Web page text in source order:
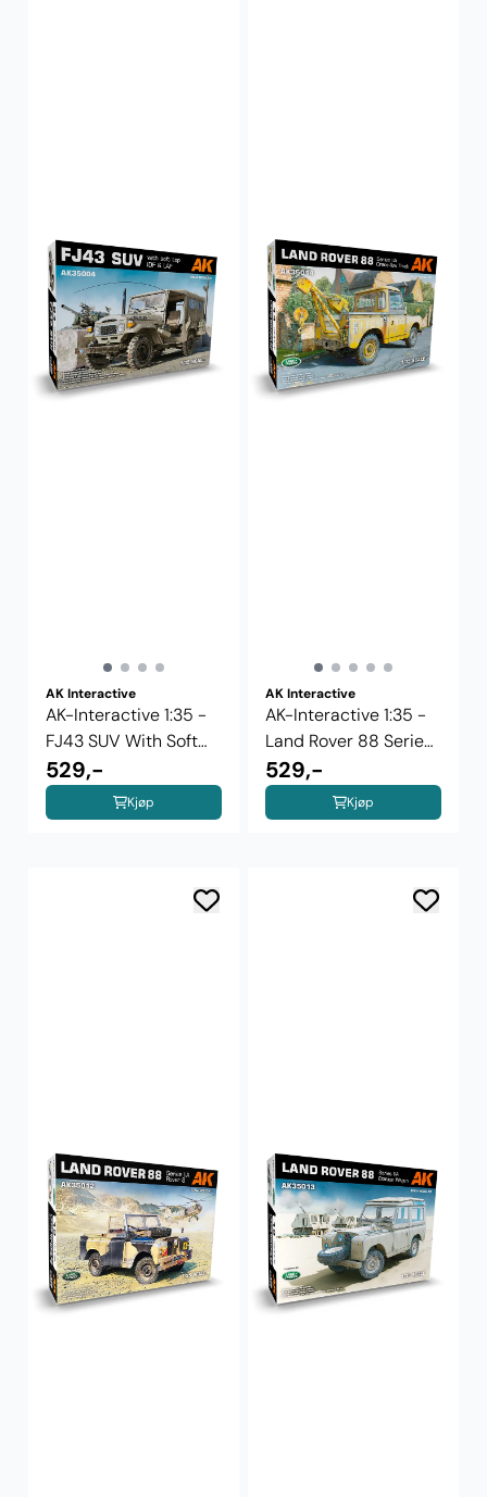
AK Interactive
AK-Interactive 1:35 -
FJ43 SUV With Soft
Top IDF ...
529,-
Kjøp
AK Interactive
AK-Interactive 1:35 -
Land Rover 88 Series
IIA ...
529,-
Kjøp